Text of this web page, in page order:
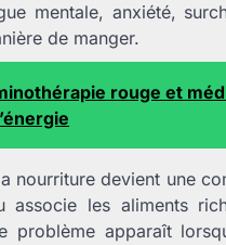
mentale, anxiété,
de manger.
rouge et
nourriture devient une
associe les aliments
problème apparaît